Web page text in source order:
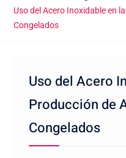
Uso del Acero Inoxidable en
Congelados
Uso del Acero
Producción de
Congelados